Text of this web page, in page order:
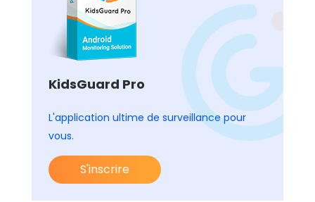
KidsGuard Pro
L'application ultime de surveillance pour
vous.
S'inscrire